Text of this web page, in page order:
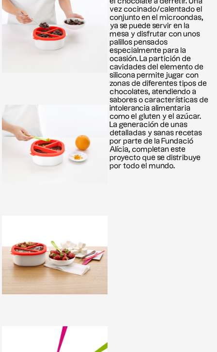
vez cocinado/calentado el
conjunto en el microondas,
ya se puede servir en la
mesa y disfrutar con unos
palillos pensados ​​
especialmente para la
ocasión. La partición de
cavidades del elemento de
silicona permite jugar con
zonas de diferentes tipos de
chocolates, atendiendo a
sabores o características de
intolerancia alimentaria
como el gluten y el azúcar.
La generación de unas
detalladas y sanas recetas
por parte de la Fundació
Alícia, completan este
proyecto que se distribuye
por todo el mundo.